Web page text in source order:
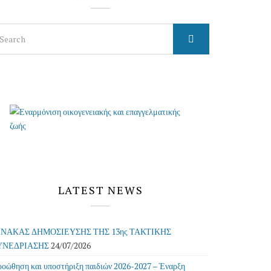
LATEST NEWS
ΔΗΜΟΣΙΕΥΣΗΣ ΤΗΣ 13ης ΤΑΚΤΙΚΗΣ
24/07/2026
και υποστήριξη παιδιών 2026-2027 – Έναρξη